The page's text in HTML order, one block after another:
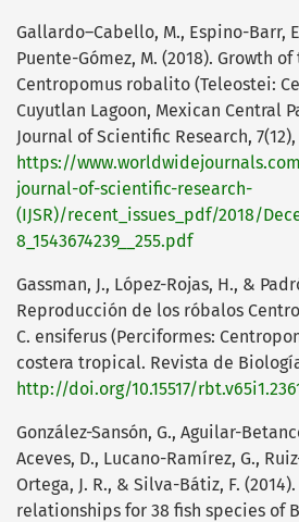
Gallardo–Cabello, M., Espino-Barr,
Puente-Gómez, M. (2018). Growth
Centropomus robalito (Teleostei:
Cuyutlan Lagoon, Mexican Central
Journal of Scientific Research, 7(12),
https://
journal-of-scientific-research-
(IJSR)/recent_issues_pdf/2018/
8_1543674239__255.pdf
Gassman, J., López-Rojas, H., &
Reproducción de los róbalos
C. ensiferus (Perciformes:
costera tropical. Revista de
http://doi.org/10.15517/
González-Sansón, G., Aguilar-
Aceves, D., Lucano-Ramírez, G.,
Ortega, J. R., & Silva-Bátiz, F.
relationships for 38 fish species of